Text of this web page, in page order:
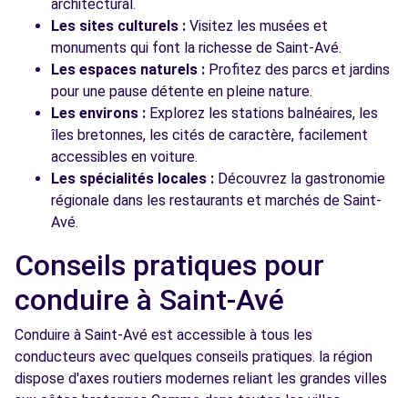
architectural.
Les sites culturels : Visitez les musées et
monuments qui font la richesse de Saint-Avé.
Les espaces naturels : Profitez des parcs et jardins
pour une pause détente en pleine nature.
Les environs : Explorez les stations balnéaires, les
îles bretonnes, les cités de caractère, facilement
accessibles en voiture.
Les spécialités locales : Découvrez la gastronomie
régionale dans les restaurants et marchés de Saint-
Avé.
Conseils pratiques pour
conduire à Saint-Avé
Conduire à Saint-Avé est accessible à tous les
conducteurs avec quelques conseils pratiques. la région
dispose d'axes routiers modernes reliant les grandes villes